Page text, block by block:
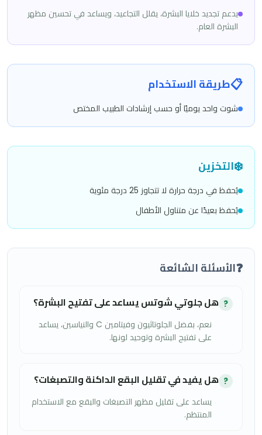
يدعم تجديد خلايا البشرة، يقلل التجاعيد، ويساعد في تحسين مظهر
البشرة العام.
📋طريقة الاستخدام
شوت واحد يوميًا أو حسب إرشادات الطبيب المختص
❄️التخزين
يُحفظ في درجة حرارة لا تتجاوز 25 درجة مئوية
يُحفظ بعيدًا عن متناول الأطفال
❓الأسئلة الشائعة
? هل جلوتي شوتس يساعد على تفتيح البشرة؟
نعم، بفضل الجلوتاثيون وفيتامين C والنياسين، يساعد
على تفتيح البشرة وتوحيد لونها.
? هل يفيد في تقليل البقع الداكنة والتصبغات؟
يساعد على تقليل مظهر التصبغات والبقع مع الاستخدام
المنتظم.